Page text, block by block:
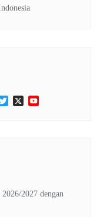
Twitter
X
2027 dengan